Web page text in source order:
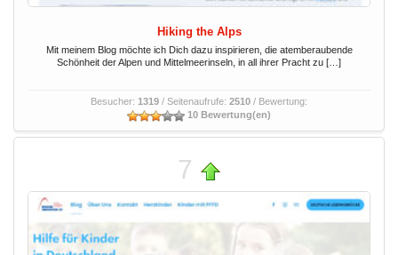
Hiking the Alps
Mit meinem Blog möchte ich Dich dazu inspirieren, die atemberaubende
Schönheit der Alpen und Mittelmeerinseln, in all ihrer Pracht zu […]
Besucher: 1319 / Seitenaufrufe: 2510 / Bewertung:
10 Bewertung(en)
7